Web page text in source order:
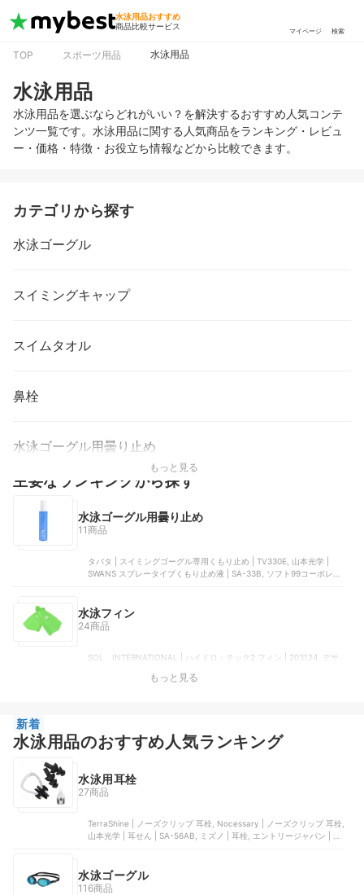
水泳用品おすすめ
商品比較サービス
マイページ 検索
TOP スポーツ用品 水泳用品
水泳用品
水泳用品を選ぶならどれがいい？を解決するおすすめ人気コンテ
ンツ一覧です。水泳用品に関する人気商品をランキング・レビュ
ー・価格・特徴・お役立ち情報などから比較できます。
カテゴリから探す
水泳ゴーグル
スイミングキャップ
スイムタオル
鼻栓
水泳ゴーグル用曇り止め
もっと見る
主要なランキングから探す
水泳ゴーグル用曇り止め
11商品
タバタ | スイミングゴーグル専用くもり止め | TV330E, 山本光学 |
SWANS スプレータイプくもり止め液 | SA-33B, ソフト99コーポレー
防曇剤
水泳フィン
24商品
SOL INTERNATIONAL | ハイドロ・テック2 フィン | 203124, デサ
カラー | KF2118K, Soltec‑swim | ハイドロテック２フィン（ソフ
もっと見る
新着
水泳用品のおすすめ人気ランキング
水泳用耳栓
27商品
TerraShine | ノーズクリップ 耳栓, Nocessary | ノーズクリップ 耳栓,
山本光学 | 耳せん | SA-56AB, ミズノ | 耳栓, エントリージャパン | 耳
水泳ゴーグル
116商品